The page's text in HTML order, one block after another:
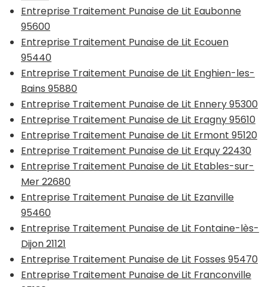
Entreprise Traitement Punaise de Lit Eaubonne
95600
Entreprise Traitement Punaise de Lit Ecouen
95440
Entreprise Traitement Punaise de Lit Enghien-les-
Bains 95880
Entreprise Traitement Punaise de Lit Ennery 95300
Entreprise Traitement Punaise de Lit Eragny 95610
Entreprise Traitement Punaise de Lit Ermont 95120
Entreprise Traitement Punaise de Lit Erquy 22430
Entreprise Traitement Punaise de Lit Etables-sur-
Mer 22680
Entreprise Traitement Punaise de Lit Ezanville
95460
Entreprise Traitement Punaise de Lit Fontaine-lès-
Dijon 21121
Entreprise Traitement Punaise de Lit Fosses 95470
Entreprise Traitement Punaise de Lit Franconville